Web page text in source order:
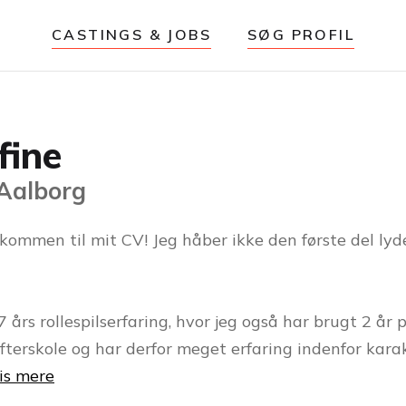
CASTINGS & JOBS SØG PROFIL
til mit CV! Jeg håber ikke den første del
års rollespilserfaring, hvor jeg også har brugt 2 år
og har derfor meget erfaring indenfor
mere